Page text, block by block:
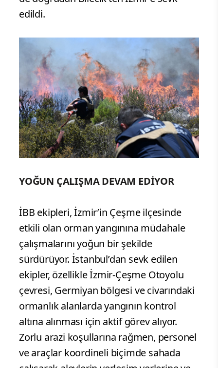
edildi.
YOĞUN ÇALIŞMA DEVAM EDİYOR
İBB ekipleri, İzmir’in Çeşme ilçesinde
etkili olan orman yangınına müdahale
çalışmalarını yoğun bir şekilde
sürdürüyor. İstanbul’dan sevk edilen
ekipler, özellikle İzmir-Çeşme Otoyolu
çevresi, Germiyan bölgesi ve civarındaki
ormanlık alanlarda yangının kontrol
altına alınması için aktif görev alıyor.
Zorlu arazi koşullarına rağmen, personel
ve araçlar koordineli biçimde sahada